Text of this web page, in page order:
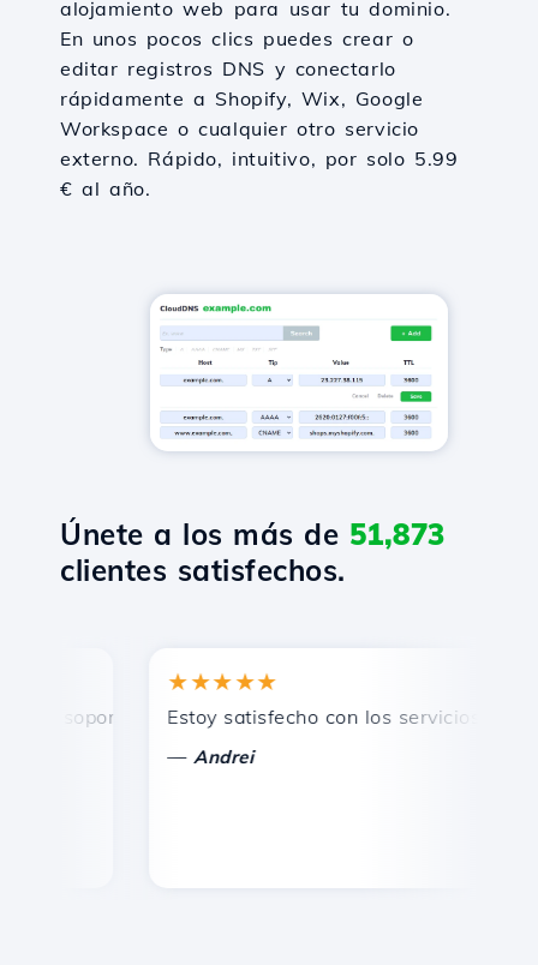
alojamiento web para usar tu dominio.
En unos pocos clics puedes crear o
editar registros DNS y conectarlo
rápidamente a Shopify, Wix, Google
Workspace o cualquier otro servicio
externo. Rápido, intuitivo, por solo 5.99
€ al año.
Únete a los más de 51,873
clientes satisfechos.
soporte técnico rápido y eficiente.
★★★★★
Estoy satisfecho con los servicios
Andrei